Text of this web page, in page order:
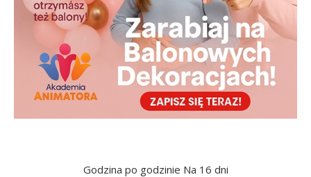
Godzina po godzinie Na 16 dni